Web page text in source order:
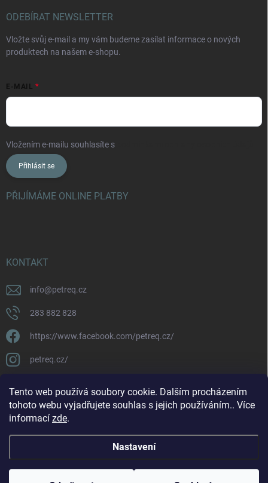
Tento web používá soubory cookie. Dalším procházením
tohoto webu vyjadřujete souhlas s jejich používáním.. Více
informací zde.
Nastavení
ODEBÍRAT NEWSLETTER
Vložte svůj e-mail a my vám budeme zasílat informace o nových
produktech na našem e-shopu.
E-MAIL
Vložením e-mailu souhlasíte s
Přihlásit se
PŘIJÍMÁME ONLINE PLATBY
KONTAKT
info@petreq.cz
283 882 828
https://www.facebook.com/petreq.cz/
petreq.cz/
Copyright 2026 . Všechna práva vyhrazena.